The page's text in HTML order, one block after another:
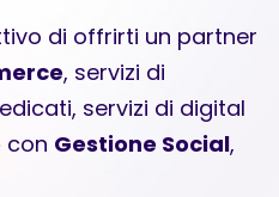
di offrirti un partner
, servizi di
, servizi di digital
con Gestione Social,